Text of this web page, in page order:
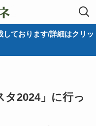
ております/詳細はクリッ
タ2024」に行っ